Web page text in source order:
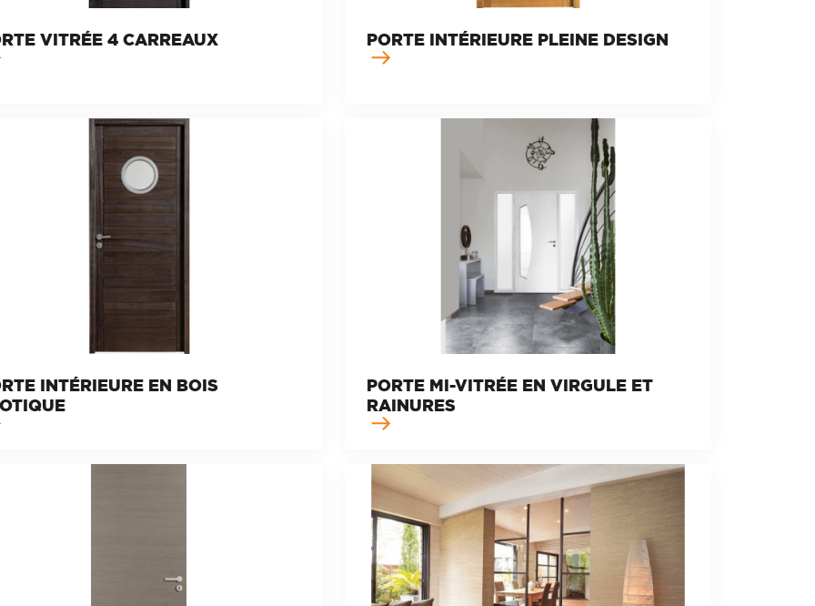
VITRÉE 4 CARREAUX PORTE INTÉRIEURE PLEINE DESIGN
INTÉRIEURE EN BOIS
PORTE MI-VITRÉE EN VIRGULE ET
RAINURES